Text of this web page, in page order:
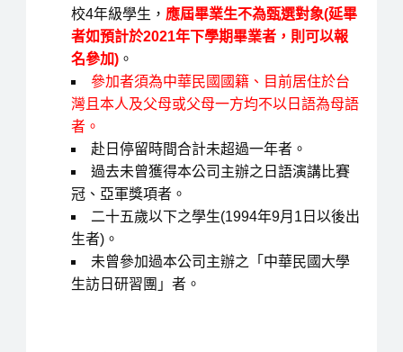
校4年級學生， 應屆畢業生不為甄選對象(延畢
者如預計於2021年下學期畢業者，則可以報
名參加)。
參加者須為中華民國國籍、目前居住於台
灣且本人及父母或父母一方均不以日語為母語
者。
赴日停留時間合計未超過一年者。
過去未曾獲得本公司主辦之日語演講比賽
冠、亞軍獎項者。
二十五歲以下之學生(1994年9月1日以後出
生者)。
未曾參加過本公司主辦之「中華民國大學
生訪日研習團」者。